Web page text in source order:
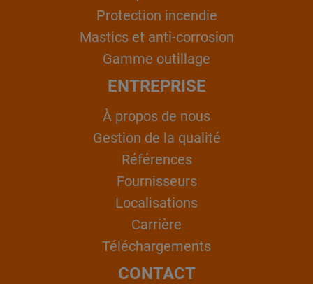
Protection incendie
Mastics et anti-corrosion
Gamme outillage
ENTREPRISE
À propos de nous
Gestion de la qualité
Références
Fournisseurs
Localisations
Carrière
Téléchargements
CONTACT